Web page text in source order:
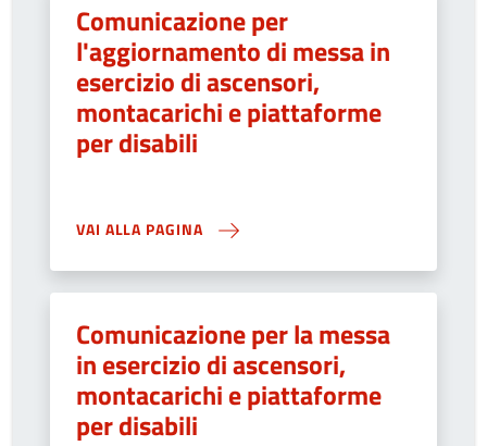
Comunicazione per
l'aggiornamento di messa in
esercizio di ascensori,
montacarichi e piattaforme
per disabili
VAI ALLA PAGINA
Comunicazione per la messa
in esercizio di ascensori,
montacarichi e piattaforme
per disabili